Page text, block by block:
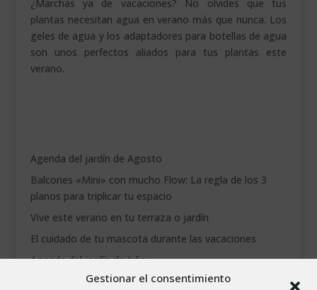
Gestionar el consentimiento
¿Marchas ya de vacaciones? No olvides que tus
plantas necesitan agua en verano más que nunca. Los
geles de agua y los adaptadores para botellas de agua
son unos perfectos aliados para tus plantas este
verano.
Agenda del jardín de Agosto
Balcones «Mini» con mucho Flow: La regla de los 3
planos para triplicar tu espacio
Vive este verano en tu terraza o jardín
El cuidado de tu mascota durante las vacaciones
Agenda del jardín de Julio